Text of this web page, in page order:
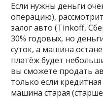
Если нужны деньги
операцию),
залог авто (Tinkoff,
30% годовых, но
суток, а машина
платёж будет
вы сможете продать
только если
машина старая (старше